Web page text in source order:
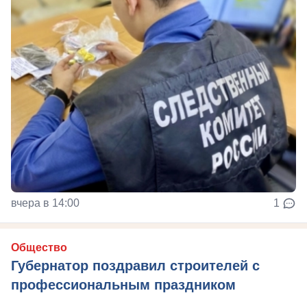
вчера в 14:00 1
Общество
Губернатор поздравил строителей с
профессиональным праздником